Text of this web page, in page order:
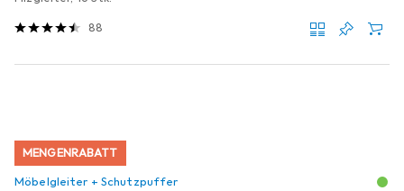
88
MENGENRABATT
Möbelgleiter + Schutzpuffer